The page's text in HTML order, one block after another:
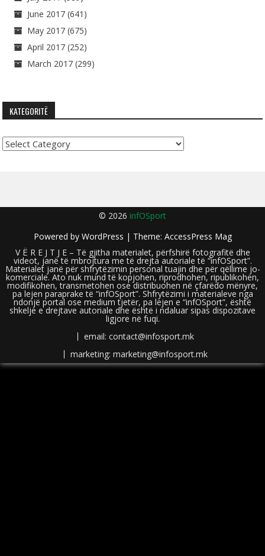
June 2017 (641)
May 2017 (675)
April 2017 (252)
March 2017 (299)
KATEGORITË
Kategoritë
© 2026 infOSport
Powered by WordPress | Theme: AccessPress Mag
V Ë R E J T J E – Të gjitha materialet, përfshirë fotografitë dhe
videot, janë të mbrojtura me të drejta autoriale të “infOSport”.
Materialet janë për shfrytëzimin personal tuajin dhe për qëllime jo-
komerciale. Ato nuk mund të kopjohen, riprodhohen, ripublikohen,
modifikohen, transmetohen ose distribuohen në çfarëdo mënyre,
pa lejen paraprake të “infOSport”. Shfrytëzimi i materialeve nga
ndonjë portal ose medium tjetër, pa lejen e “infOSport”, është
shkelje e drejtave autoriale dhe është i ndaluar sipas dispozitave
ligjore në fuqi.
email: contact@infosport.mk
marketing: marketing@infosport.mk